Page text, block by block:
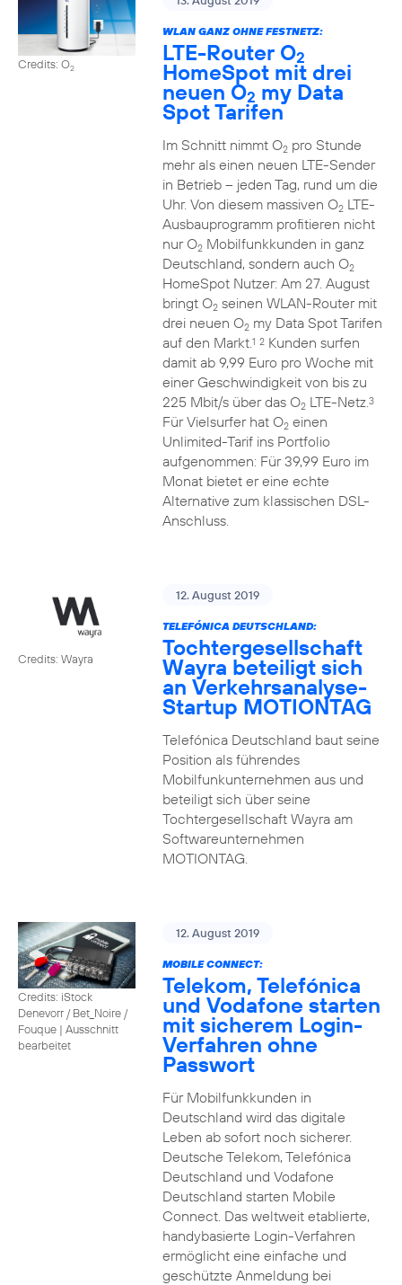
Credits: O2
WLAN GANZ OHNE FESTNETZ:
LTE-Router O2
HomeSpot mit drei
neuen O2 my Data
Spot Tarifen
Im Schnitt nimmt O2pro Stunde
mehr als einen neuen LTE-Sender
in Betrieb – jeden Tag, rund um die
Uhr. Von diesem massiven O2LTE-
Ausbauprogramm profitieren nicht
nur O2Mobilfunkkunden in ganz
Deutschland, sondern auch O2
HomeSpot Nutzer: Am 27. August
bringt O2seinen WLAN-Router mit
drei neuen O2my Data Spot Tarifen
auf den Markt.1 2Kunden surfen
damit ab 9,99 Euro pro Woche mit
einer Geschwindigkeit von bis zu
225 Mbit/s über das O2LTE-Netz.3
Für Vielsurfer hat O2einen
Unlimited-Tarif ins Portfolio
aufgenommen: Für 39,99 Euro im
Monat bietet er eine echte
Alternative zum klassischen DSL-
Anschluss.
Credits: Wayra
12. August 2019
TELEFÓNICA DEUTSCHLAND:
Tochtergesellschaft
Wayra beteiligt sich
an Verkehrsanalyse-
Startup MOTIONTAG
Telefónica Deutschland baut seine
Position als führendes
Mobilfunkunternehmen aus und
beteiligt sich über seine
Tochtergesellschaft Wayra am
Softwareunternehmen
MOTIONTAG.
Credits: iStock
Denevorr / Bet_Noire /
Fouque | Ausschnitt
bearbeitet
12. August 2019
MOBILE CONNECT:
Telekom, Telefónica
und Vodafone starten
mit sicherem Login-
Verfahren ohne
Passwort
Für Mobilfunkkunden in
Deutschland wird das digitale
Leben ab sofort noch sicherer.
Deutsche Telekom, Telefónica
Deutschland und Vodafone
Deutschland starten Mobile
Connect. Das weltweit etablierte,
handybasierte Login-Verfahren
ermöglicht eine einfache und
geschützte Anmeldung bei